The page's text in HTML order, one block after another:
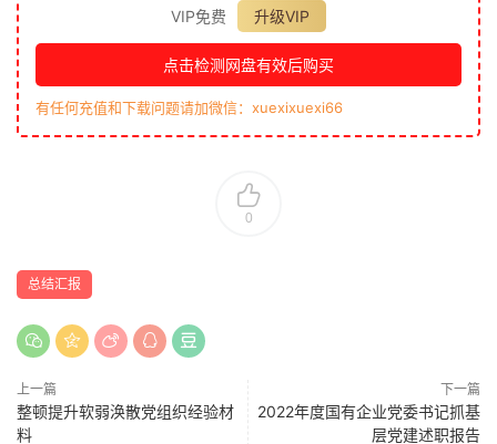
VIP免费
升级VIP
点击检测网盘有效后购买
有任何充值和下载问题请加微信：xuexixuexi66
0
总结汇报
上一篇
整顿提升软弱涣散党组织经验材
料
下一篇
2022年度国有企业党委书记抓基
层党建述职报告